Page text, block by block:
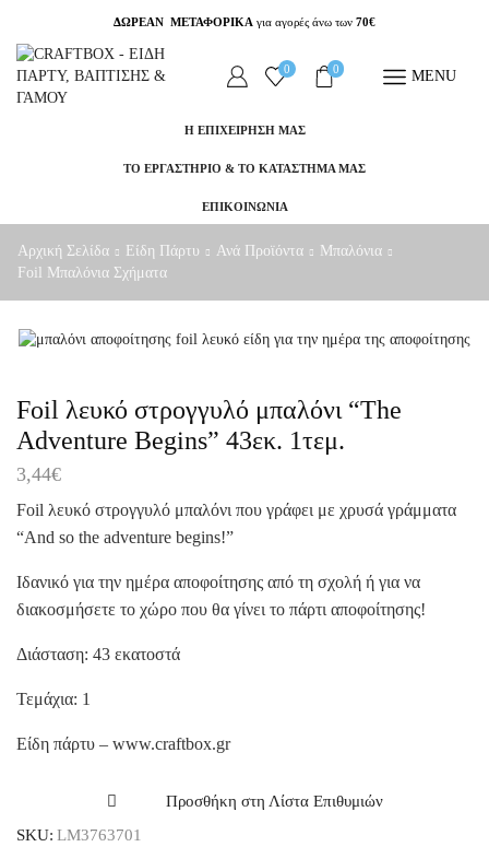
ΔΩΡΕΑΝ ΜΕΤΑΦΟΡΙΚΑ για αγορές άνω των 70€
0 0 MENU
Η ΕΠΙΧΕΙΡΗΣΗ ΜΑΣ
ΤΟ ΕΡΓΑΣΤΗΡΙΟ & ΤΟ ΚΑΤΑΣΤΗΜΑ ΜΑΣ
ΕΠΙΚΟΙΝΩΝΙΑ
Αρχική Σελίδα Είδη Πάρτυ Ανά Προϊόντα
Μπαλόνια
Foil Μπαλόνια Σχήματα
Foil λευκό στρογγυλό μπαλόνι “The
Adventure Begins” 43εκ. 1τεμ.
3,44€
Foil λευκό στρογγυλό μπαλόνι που γράφει με χρυσά γράμματα
“And so the adventure begins!”
Ιδανικό για την ημέρα αποφοίτησης από τη σχολή ή για να
διακοσμήσετε το χώρο που θα γίνει το πάρτι αποφοίτησης!
Διάσταση: 43 εκατοστά
Τεμάχια: 1
Είδη πάρτυ – www.craftbox.gr
Προσθήκη στη Λίστα Επιθυμιών
SKU: LM3763701